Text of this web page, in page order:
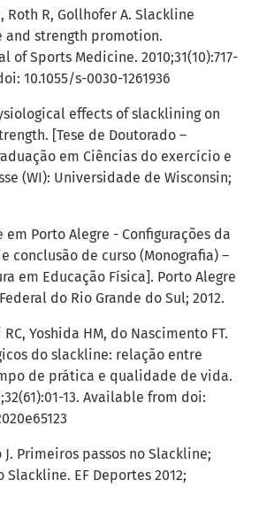
Roth R, Gollhofer A. Slackline
and strength promotion.
of Sports Medicine. 2010;31(10):717-
10.1055/s-0030-1261936
effects of slacklining on
[Tese de Doutorado –
em Ciências do exercício e
(WI): Universidade de Wisconsin;
em Porto Alegre - Configurações da
conclusão de curso (Monografia) –
em Educação Física]. Porto Alegre
do Rio Grande do Sul; 2012.
RC, Yoshida HM, do Nascimento FT.
do slackline: relação entre
de prática e qualidade de vida.
13. Available from doi:
J. Primeiros passos no Slackline;
Slackline. EF Deportes 2012;